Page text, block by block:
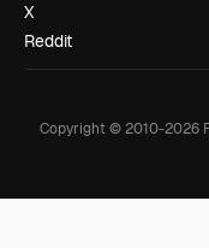
X
Reddit
Copyright © 2010-2026